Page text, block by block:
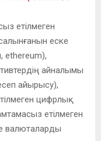
етілмеген
еске
ethereum),
айналымы
айырысу),
цифрлық
етілмеген
валюталарды